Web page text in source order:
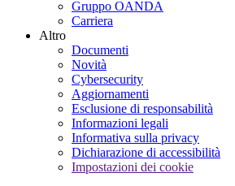
Gruppo OANDA
Carriera
Altro
Documenti
Novità
Cybersecurity
Aggiornamenti
Esclusione di responsabilità
Informazioni legali
Informativa sulla privacy
Dichiarazione di accessibilità
Impostazioni dei cookie